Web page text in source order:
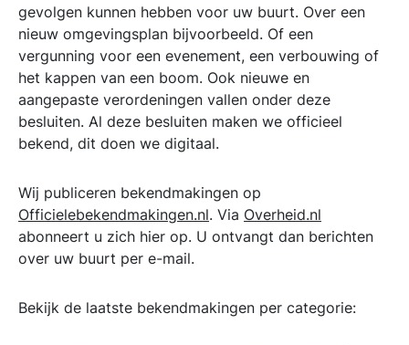
gevolgen kunnen hebben voor uw buurt. Over een
nieuw omgevingsplan bijvoorbeeld. Of een
vergunning voor een evenement, een verbouwing of
het kappen van een boom. Ook nieuwe en
aangepaste verordeningen vallen onder deze
besluiten. Al deze besluiten maken we officieel
bekend, dit doen we digitaal.
Wij publiceren bekendmakingen op
Officielebekendmakingen.nl. Via Overheid.nl
abonneert u zich hier op. U ontvangt dan berichten
over uw buurt per e-mail.
Bekijk de laatste bekendmakingen per categorie: